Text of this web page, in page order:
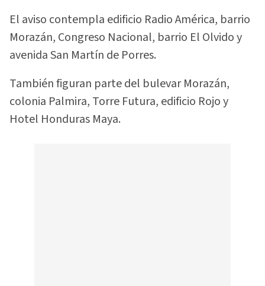
El aviso contempla edificio Radio América, barrio
Morazán, Congreso Nacional, barrio El Olvido y
avenida San Martín de Porres.
También figuran parte del bulevar Morazán,
colonia Palmira, Torre Futura, edificio Rojo y
Hotel Honduras Maya.